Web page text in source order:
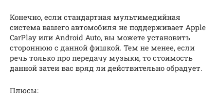
Конечно, если стандартная мультимедийная
система вашего автомобиля не поддерживает Apple
CarPlay или Android Auto, вы можете установить
стороннюю с данной фишкой. Тем не менее, если
речь только про передачу музыки, то стоимость
данной затеи вас вряд ли действительно обрадует.
Плюсы: